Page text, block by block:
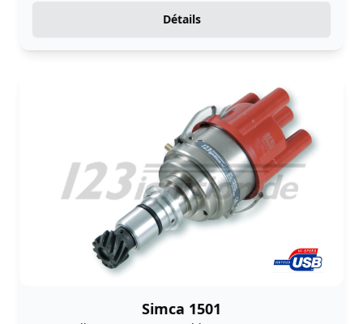
Détails
Simca 1501